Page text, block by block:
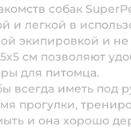
собак
и легкой в
экипировкой и
см позволяют
для питомца.
всегда иметь
прогулки,
и она хорошо